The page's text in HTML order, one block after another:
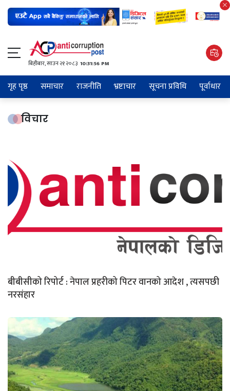
बिहीबार, साउन २१ २०८३ 10:31:57 PM
गृह पृष्ठ समाचार राजनीति भ्रष्टाचार सूचना प्रविधि पूर्वाधार
विचार
बीबीसीको रिपोर्ट : नेपाल प्रहरीको पिटर वानको आदेश , त्यसपछी
नरसंहार